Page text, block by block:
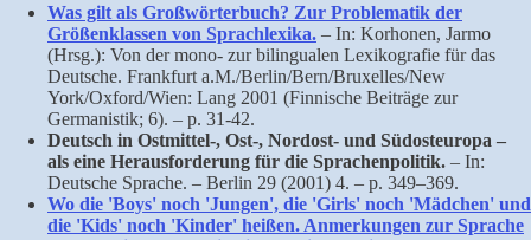
Was gilt als Großwörterbuch? Zur Problematik der
Größenklassen von Sprachlexika. – In: Korhonen, Jarmo
(Hrsg.): Von der mono- zur bilingualen Lexikografie für das
Deutsche. Frankfurt a.M./Berlin/Bern/Bruxelles/New
York/Oxford/Wien: Lang 2001 (Finnische Beiträge zur
Germanistik; 6). – p. 31-42.
Deutsch in Ostmittel-, Ost-, Nordost- und Südosteuropa –
als eine Herausforderung für die Sprachenpolitik. – In:
Deutsche Sprache. – Berlin 29 (2001) 4. – p. 349–369.
Wo die 'Boys' noch 'Jungen', die 'Girls' noch 'Mädchen' und
die 'Kids' noch 'Kinder' heißen. Anmerkungen zur Sprache